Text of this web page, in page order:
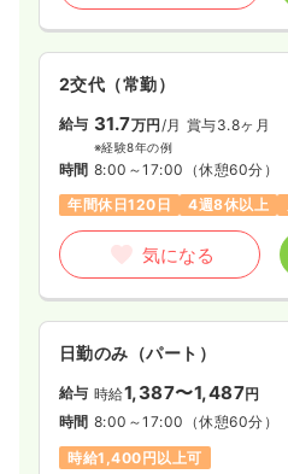
2交代（常勤）
給与 31.7万円/月 賞与3.8ヶ月
※経験8年の例
時間 8:00～17:00 （休憩60分）
年間休日120日
4週8休以上
気になる
日勤のみ（パート）
給与 時給1,387〜1,487円
時間 8:00～17:00 （休憩60分）
時給1,400円以上可